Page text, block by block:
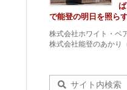
で能登の明日を照らす
株式会社ホワイト・ベ
株式会社能登のあかり